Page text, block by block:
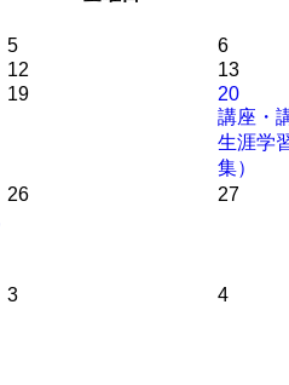
5
6
12
13
19
20
講座・
生涯学
集）
26 27
3 4